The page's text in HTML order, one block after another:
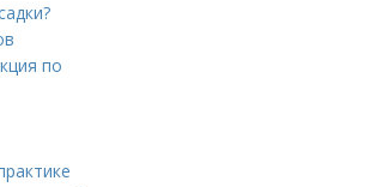
по